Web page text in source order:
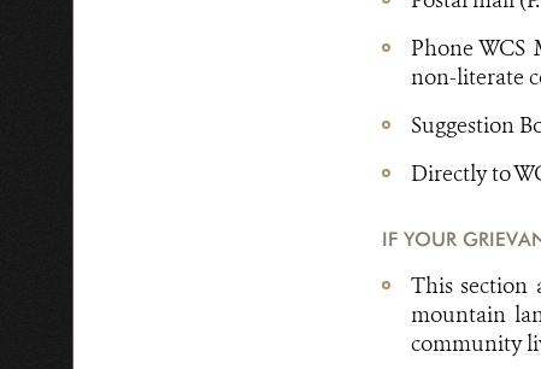
Phone WCS
non-literate
Suggestion
Directly to
IF YOUR
This section
mountain
community